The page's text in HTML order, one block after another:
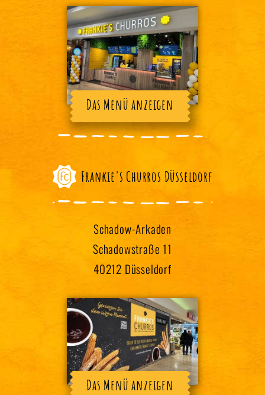
Das Menü anzeigen
Frankie's Churros Düsseldorf
Schadow-Arkaden
Schadowstraße 11
40212 Düsseldorf
Das Menü anzeigen